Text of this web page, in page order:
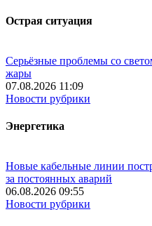
Острая ситуация
Серьёзные проблемы со
жары
07.08.2026 11:09
Новости рубрики
Энергетика
Новые кабельные линии
за постоянных аварий
06.08.2026 09:55
Новости рубрики